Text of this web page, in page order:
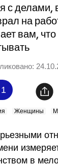
с делами,
на
вам,
Женщины
в